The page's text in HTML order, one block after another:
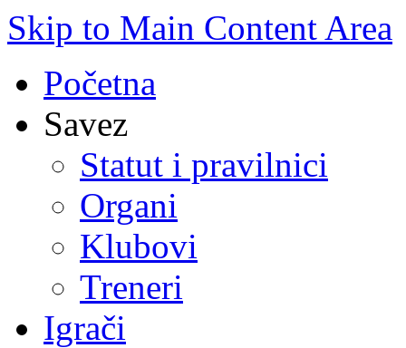
Skip to Main Content Area
Početna
Savez
Statut i pravilnici
Organi
Klubovi
Treneri
Igrači